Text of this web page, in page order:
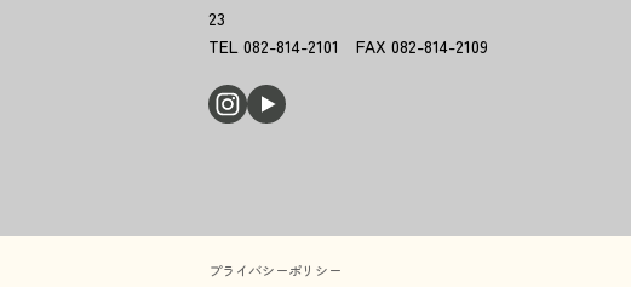
23
TEL 082-814-2101 FAX 082-814-2109
プライバシーポリシー